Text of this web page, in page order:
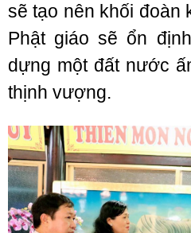
sẽ tạo nên khối đoàn
Phật giáo sẽ ổn
dựng một đất nước
thịnh vượng.